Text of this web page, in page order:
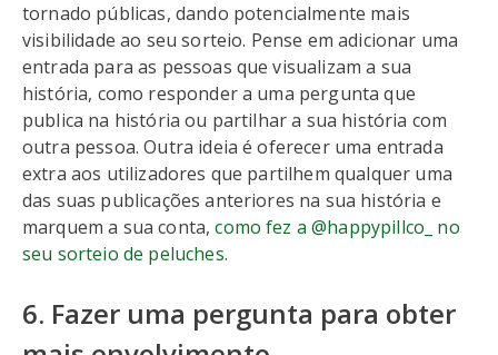
tornado públicas, dando potencialmente mais
visibilidade ao seu sorteio. Pense em adicionar uma
entrada para as pessoas que visualizam a sua
história, como responder a uma pergunta que
publica na história ou partilhar a sua história com
outra pessoa. Outra ideia é oferecer uma entrada
extra aos utilizadores que partilhem qualquer uma
das suas publicações anteriores na sua história e
marquem a sua conta,como fez a @happypillco_ no
seu sorteio de peluches.
6. Fazer uma pergunta para obter